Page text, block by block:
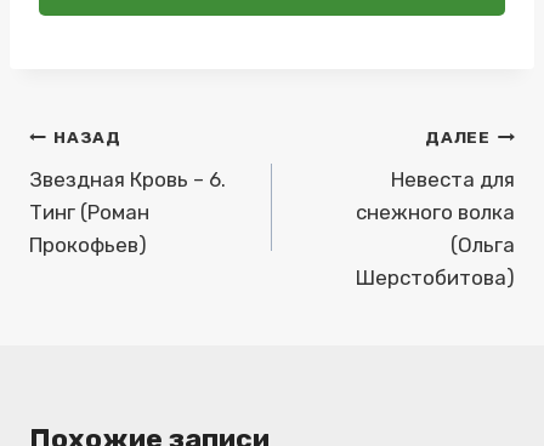
Навигация
по
записям
НАЗАД
Звездная Кровь – 6.
Тинг (Роман
Прокофьев)
ДАЛЕЕ
Невеста для
снежного волка
(Ольга
Шерстобитова)
Похожие записи